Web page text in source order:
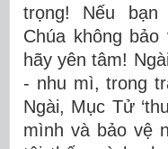
trọng! Nếu bạn
Chúa không
hãy yên tâm!
- nhu mì, trong
Ngài, Mục Tử
mình và bảo vệ